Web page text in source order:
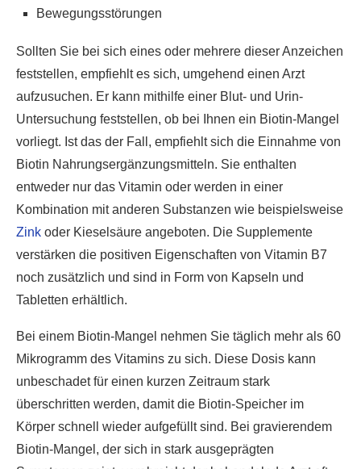
Bewegungsstörungen
Sollten Sie bei sich eines oder mehrere dieser Anzeichen
feststellen, empfiehlt es sich, umgehend einen Arzt
aufzusuchen. Er kann mithilfe einer Blut- und Urin-
Untersuchung feststellen, ob bei Ihnen ein Biotin-Mangel
vorliegt. Ist das der Fall, empfiehlt sich die Einnahme von
Biotin Nahrungsergänzungsmitteln. Sie enthalten
entweder nur das Vitamin oder werden in einer
Kombination mit anderen Substanzen wie beispielsweise
Zink oder Kieselsäure angeboten. Die Supplemente
verstärken die positiven Eigenschaften von Vitamin B7
noch zusätzlich und sind in Form von Kapseln und
Tabletten erhältlich.
Bei einem Biotin-Mangel nehmen Sie täglich mehr als 60
Mikrogramm des Vitamins zu sich. Diese Dosis kann
unbeschadet für einen kurzen Zeitraum stark
überschritten werden, damit die Biotin-Speicher im
Körper schnell wieder aufgefüllt sind. Bei gravierendem
Biotin-Mangel, der sich in stark ausgeprägten